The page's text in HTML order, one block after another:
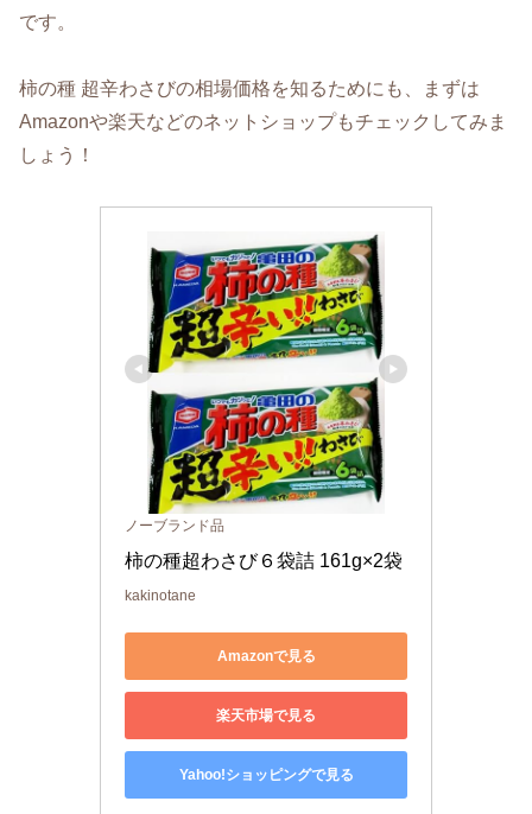
です。
柿の種 超辛わさびの相場価格を知るためにも、まずは
Amazonや楽天などのネットショップもチェックしてみま
しょう！
ノーブランド品
柿の種超わさび６袋詰 161g×2袋
kakinotane
Amazonで見る
楽天市場で見る
Yahoo!ショッピングで見る